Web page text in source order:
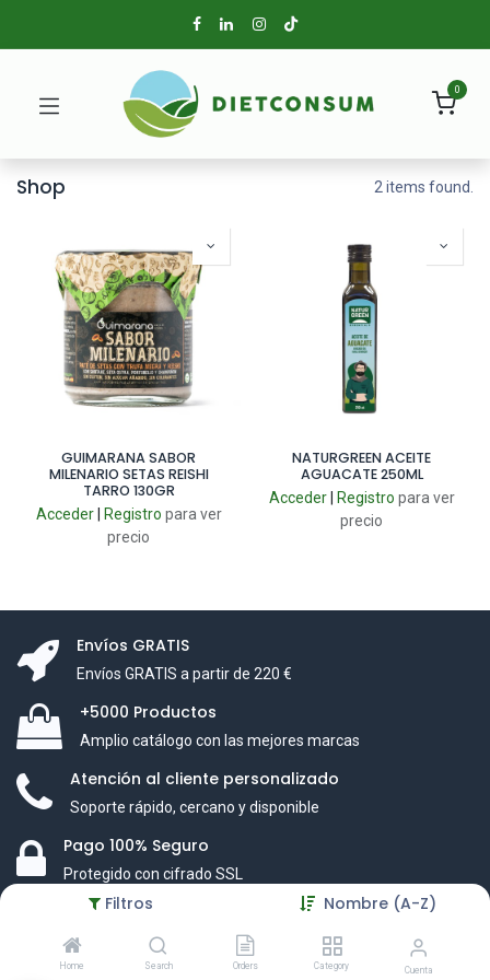
Filtros Nombre (A-Z)
Home Search Orders Category Cuenta
0
Shop 2 items found.
GUIMARANA SABOR
MILENARIO SETAS REISHI
TARRO 130GR
Acceder| Registro para ver
precio
NATURGREEN ACEITE
AGUACATE 250ML
Acceder| Registro para ver
precio
Envíos GRATIS
Envíos GRATIS a partir de 220 €
+5000 Productos
Amplio catálogo con las mejores marcas
Atención al cliente personalizado
Soporte rápido, cercano y disponible
Pago 100% Seguro
Protegido con cifrado SSL